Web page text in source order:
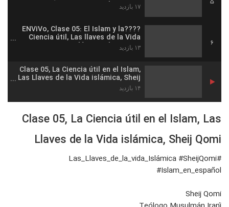
5
Sheij Qomi
۱۷ بازدید
6
????ENViVo, Clase 05: El Islam y la
Ciencia útil, Las llaves de la Vida
Islámica, sheij Qomi
۱۳ بازدید
Clase 05, La Ciencia útil en el Islam,
Las Llaves de la Vida islámica, Sheij
Qomi
۱۴ بازدید
Clase 05, La Ciencia útil en el Islam, Las
Llaves de la Vida islámica, Sheij Qomi
#Las_Llaves_de_la_vida_Islámica #SheijQomi
#Islam_en_español
Sheij Qomi